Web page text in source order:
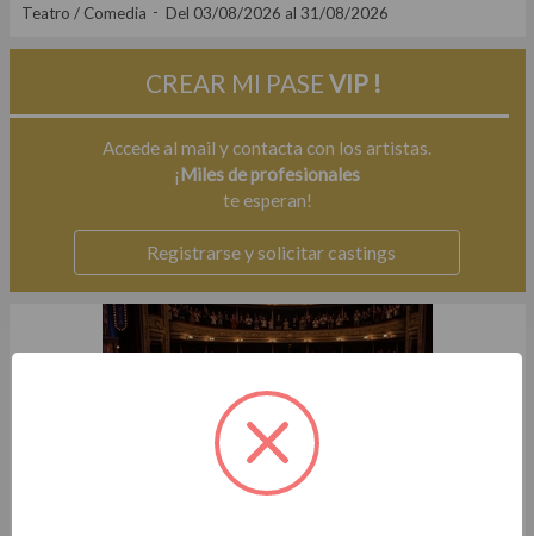
Teatro / Comedia Del 03/08/2026 al 31/08/2026
CREAR MI PASEVIP !
Accede al mail y contacta con los artistas.
¡Miles de profesionales
te esperan!
Registrarse y solicitar castings